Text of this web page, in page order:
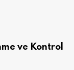
ve Kontrol